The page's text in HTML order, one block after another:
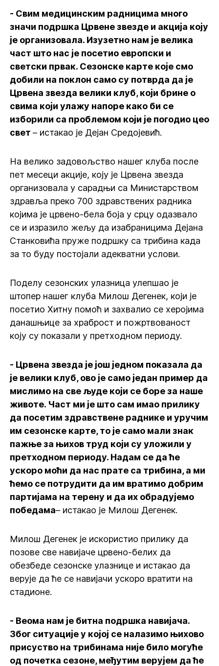
- Свим медицинским радницима много
значи подршка Црвене звезде и акција коју
је организовала. Изузетно нам је велика
част што нас је посетио европски и
светски првак. Сезонске карте које смо
добили на поклон само су потврда да је
Црвена звезда велики клуб, који брине о
свима који улажу напоре како би се
изборили са проблемом који је погодио цео
свет – истакао је Дејан Средојевић.
На велико задовољство нашег клуба после
пет месеци акције, коју је Црвена звезда
организовала у сарадњи са Министарством
здравља преко 700 здравствених радника
којима је црвено-бела боја у срцу одазвало
се и изразило жељу да изабраницима Дејана
Станковића пруже подршку са трибина када
за то буду постојали адекватни услови.
Поделу сезонских улазница улепшао је
штопер нашег клуба Милош Дегенек, који је
посетио Хитну помоћ и захвалио се херојима
данашњице за храброст и пожртвованост
коју су показали у претходном периоду.
- Црвена звезда је још једном показала да
је велики клуб, ово је само један пример да
мислимо на све људе који се боре за наше
животе. Част ми је што сам имао прилику
да посетим здравствене раднике и уручим
им сезонске карте, то је само мали знак
пажње за њихов труд који су уложили у
претходном периоду. Надам се да ће
ускоро моћи да нас прате са трибина, а ми
ћемо се потрудити да им вратимо добрим
партијама на терену и да их обрадујемо
победама– истакао је Милош Дегенек.
Милош Дегенек је искористио прилику да
позове све навијаче црвено-белих да
обезбеде сезонске улазнице и истакао да
верује да ће се навијачи ускоро вратити на
стадионе.
- Веома нам је битна подршка навијача.
Због ситуације у којој се налазимо њихово
присуство на трибинама није било могуће
од почетка сезоне, међутим верујем да ће